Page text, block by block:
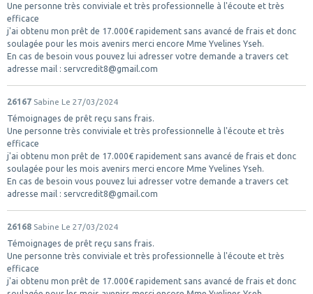
Une personne très conviviale et très professionnelle à l'écoute et très
efficace
j'ai obtenu mon prêt de 17.000€ rapidement sans avancé de frais et donc
soulagée pour les mois avenirs merci encore Mme Yvelines Yseh.
En cas de besoin vous pouvez lui adresser votre demande a travers cet
adresse mail : servcredit8@gmail.com
26167 Sabine Le 27/03/2024
Témoignages de prêt reçu sans frais.
Une personne très conviviale et très professionnelle à l'écoute et très
efficace
j'ai obtenu mon prêt de 17.000€ rapidement sans avancé de frais et donc
soulagée pour les mois avenirs merci encore Mme Yvelines Yseh.
En cas de besoin vous pouvez lui adresser votre demande a travers cet
adresse mail : servcredit8@gmail.com
26168 Sabine Le 27/03/2024
Témoignages de prêt reçu sans frais.
Une personne très conviviale et très professionnelle à l'écoute et très
efficace
j'ai obtenu mon prêt de 17.000€ rapidement sans avancé de frais et donc